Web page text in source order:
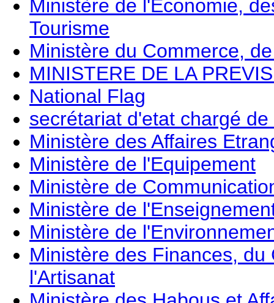
Ministère de l'Economie,
Tourisme
Ministère du Commerce,
MINISTERE DE LA
National Flag
secrétariat d'etat chargé
Ministère des Affaires
Ministère de l'Equipement
Ministère de
Ministère de
Ministère de
Ministère des Finances,
l'Artisanat